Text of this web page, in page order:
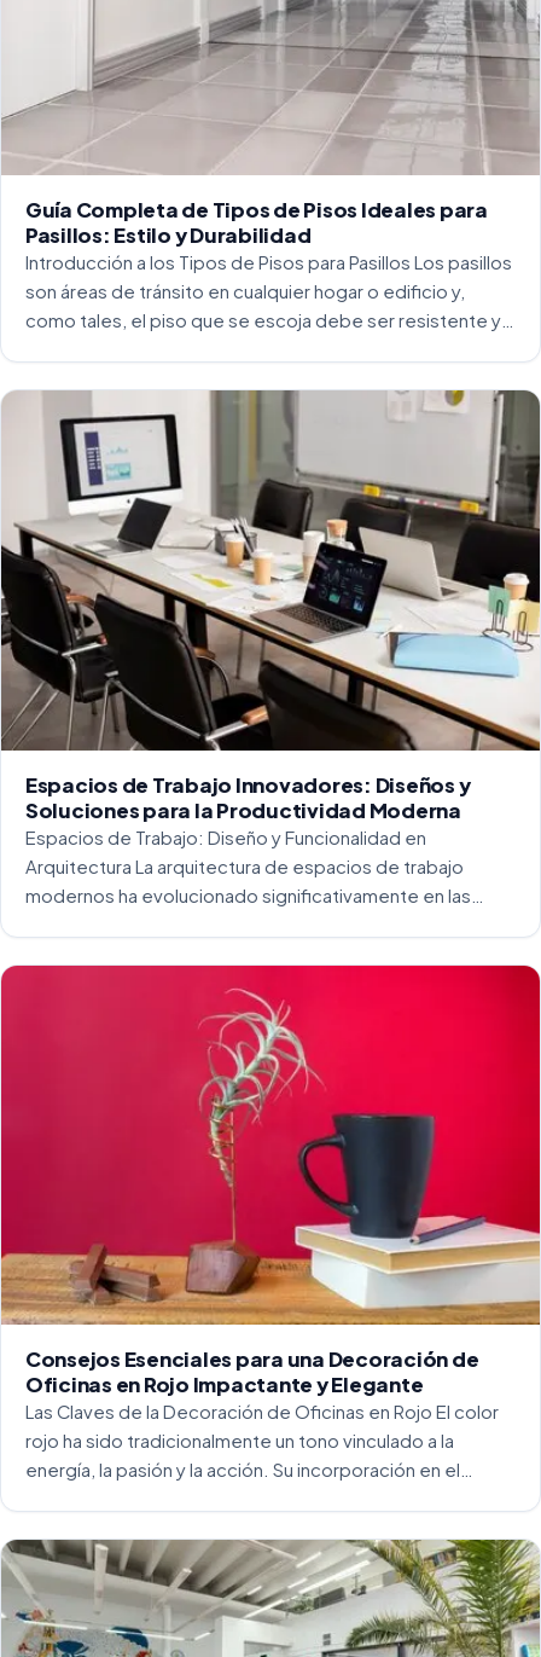
Guía Completa de Tipos de Pisos Ideales para
Pasillos: Estilo y Durabilidad
Introducción a los Tipos de Pisos para Pasillos Los pasillos
son áreas de tránsito en cualquier hogar o edificio y,
como tales, el piso que se escoja debe ser resistente y
Espacios de Trabajo Innovadores: Diseños y
Soluciones para la Productividad Moderna
Espacios de Trabajo: Diseño y Funcionalidad en
Arquitectura La arquitectura de espacios de trabajo
modernos ha evolucionado significativamente en las
Consejos Esenciales para una Decoración de
Oficinas en Rojo Impactante y Elegante
Las Claves de la Decoración de Oficinas en Rojo El color
rojo ha sido tradicionalmente un tono vinculado a la
energía, la pasión y la acción. Su incorporación en el